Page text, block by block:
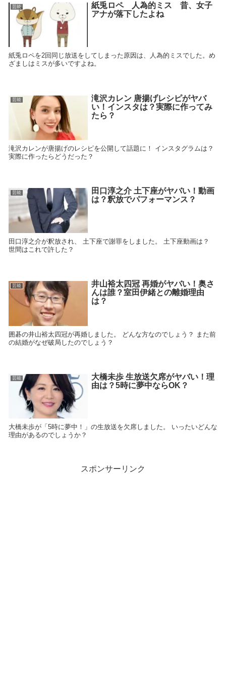
芸能
紙兎ロペ 人為的ミス 昔、女子
アナが落下したよね
紙兎ロペを2回同じ放送をしてしまった原因は、人為的ミスでした。め
ざましはミスが多いですよね。
芸能
滝沢カレン 唐揚げレシピがヤバ
い！インスタは？実際に作ってみ
たら？
滝沢カレンが唐揚げのレシピを公開して話題に！ インスタグラムは？
実際に作ったらどうだった？
芸能
田口淳之介 土下座がヤバい！動画
は？釈放でパフォーマンス？
田口淳之介が釈放され、 土下座で謝罪をしました。 土下座動画は？
世間はこれで許した？
芸能
井山裕太四冠 再婚がヤバい！奥さ
んは誰？室田伊緒との離婚理由
は？
囲碁の井山裕太四冠が再婚しました。 どんな方なのでしょう？ また前
の結婚がなぜ破局したのでしょう？
芸能
大橋未歩 生放送欠席がヤバい！理
由は？5時に夢中ならOK？
大橋未歩が「5時に夢中！」の生放送を欠席しました。 いったいどんな
理由があるのでしょうか？
スポンサーリンク